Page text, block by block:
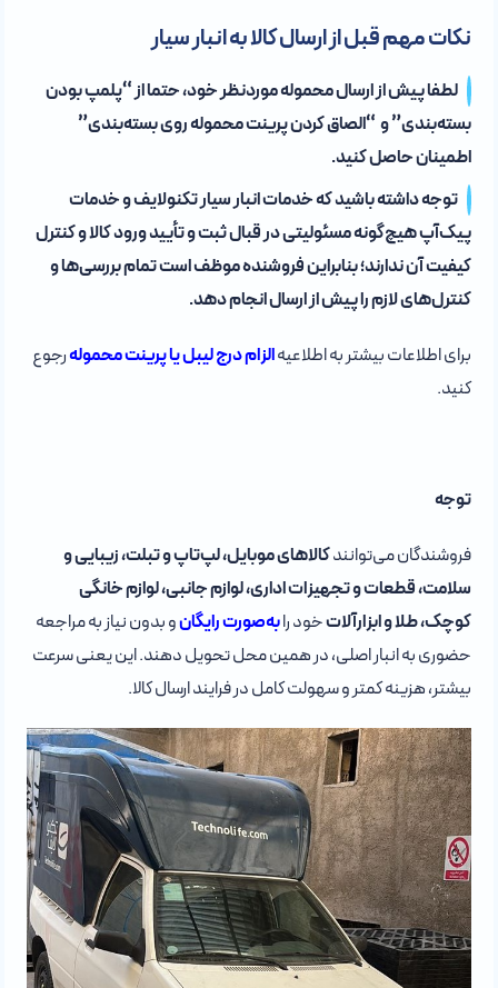
نکات مهم قبل از ارسال کالا به انبار سیار
لطفا پیش از ارسال محموله موردنظر خود، حتما از “پلمپ بودن
بسته‌بندی” و “الصاق کردن پرینت محموله روی بسته‌بندی”
اطمینان حاصل کنید.
توجه داشته باشید که خدمات انبار سیار تکنولایف و خدمات
پیک‌آپ هیچ‌گونه مسئولیتی در قبال ثبت و تأیید ورود کالا و کنترل
کیفیت آن ندارند؛ بنابراین فروشنده موظف است تمام بررسی‌ها و
کنترل‌های لازم را پیش از ارسال انجام دهد.
برای اطلاعات بیشتر به اطلاعیهالزام درج لیبل یا پرینت محمولهرجوع
کنید.
توجه
فروشندگان می‌توانندکالاهای موبایل، لپ‌تاپ و تبلت، زیبایی و
سلامت، قطعات و تجهیزات اداری، لوازم جانبی، لوازم خانگی
کوچک، طلا و ابزارآلاتخود رابه‌صورت رایگانو بدون نیاز به مراجعه
حضوری به انبار اصلی، در همین محل تحویل دهند. این یعنی سرعت
بیشتر، هزینه کمتر و سهولت کامل در فرایند ارسال کالا.